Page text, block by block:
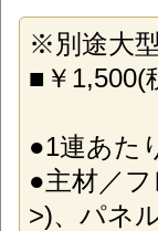
※別途大
■￥1,500(
●1連あた
●主材／
>)、パネ